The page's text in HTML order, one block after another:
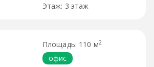
3 этаж
110 м2
офис